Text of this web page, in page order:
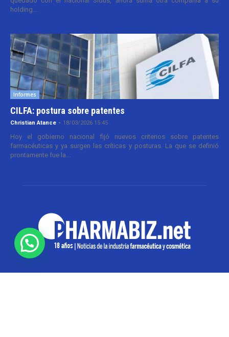
holding....
Informes
CILFA: postura sobre patentes
Christian Atance - 18/03/2026 15:45
Hoy el gobierno nacional fijó nuevos criterios sobre patentes
farmacéuticas y ya surgen las críticas y posturas. La que se definió
prontamente fue la...